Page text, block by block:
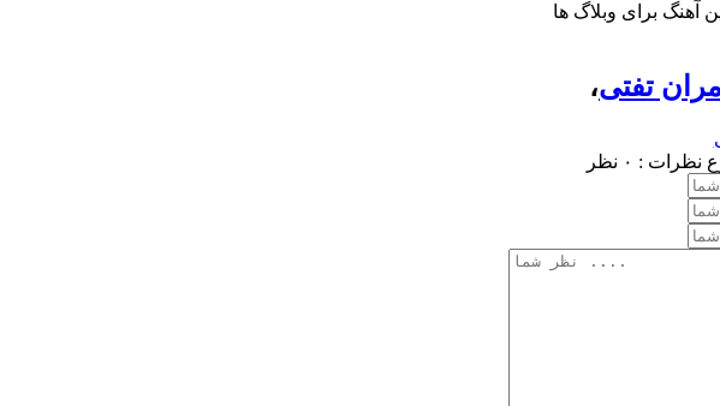
آهنگ برای وبلاگ ها
،تفتی
: ۰ نظر